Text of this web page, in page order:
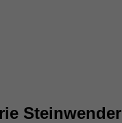
Steinwender